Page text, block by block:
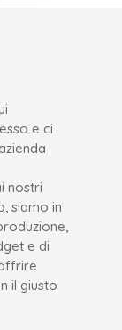
e ci
nostri
siamo in
e di
il giusto